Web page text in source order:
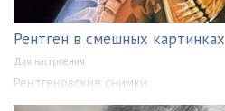
Рентген в смешных картинках
Для настроения
Рентгеновские снимки